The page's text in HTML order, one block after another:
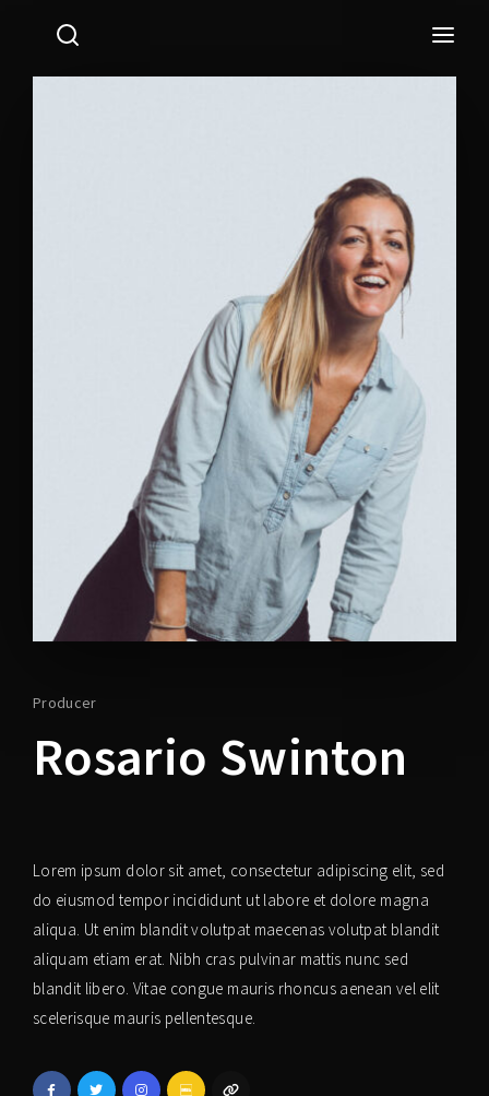
Producer
Rosario Swinton
Lorem ipsum dolor sit amet, consectetur adipiscing elit, sed
do eiusmod tempor incididunt ut labore et dolore magna
aliqua. Ut enim blandit volutpat maecenas volutpat blandit
aliquam etiam erat. Nibh cras pulvinar mattis nunc sed
blandit libero. Vitae congue mauris rhoncus aenean vel elit
scelerisque mauris pellentesque.
Login Register
SIGN IN
Remember Me
Lost Your Password?